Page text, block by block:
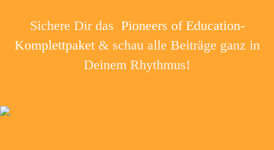
Sichere Dir das Pioneers of Education-
Komplettpaket& schau alle Beiträge ganz in
Deinem Rhythmus!